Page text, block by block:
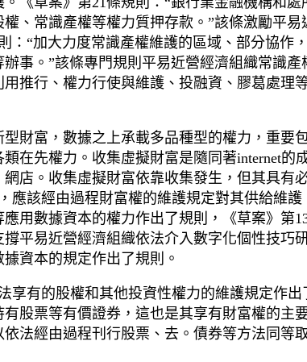
、常識產權等權力質押存款。”該條激勵平
“加大力度常識產權維護的區域、部分協作
事。”該條專門規則平易近營經濟組織常識
推行、權力行使與維護、投融資、膠葛處理
財富，數據之上承載多品種型的權力，重要
在先權力。收集虛擬財富是隨同著internet的
。收集虛擬財富依靠收集發生，但其具有
該經由過程財富權的維護規定對其供給維
用數據資本的權力作出了規則，《草案》第
平易近營經濟組織依法介入數字化個性技巧
資本的規定作出了規則。
有的股權和其他投資性權力的維護規定作
股票等有價證券，這也是其享有財富權的主
法經由過程刊行股票、去。債券等方法同等